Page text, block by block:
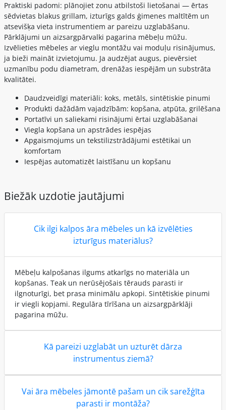
Praktiski padomi: plānojiet zonu atbilstoši lietošanai — ērtas
sēdvietas blakus grillam, izturīgs galds ģimenes maltītēm un
atsevišķa vieta instrumentiem ar pareizu uzglabāšanu.
Pārklājumi un aizsargpārvalki pagarina mēbeļu mūžu.
Izvēlieties mēbeles ar vieglu montāžu vai moduļu risinājumus,
ja bieži maināt izvietojumu. Ja audzējat augus, pievērsiet
uzmanību podu diametram, drenāžas iespējām un substrāta
kvalitātei.
Daudzveidīgi materiāli: koks, metāls, sintētiskie pinumi
Produkti dažādām vajadzībām: kopšana, atpūta, grilēšana
Portatīvi un saliekami risinājumi ērtai uzglabāšanai
Viegla kopšana un apstrādes iespējas
Apgaismojums un tekstilizstrādājumi estētikai un
komfortam
Iespējas automatizēt laistīšanu un kopšanu
Biežāk uzdotie jautājumi
Cik ilgi kalpos āra mēbeles un kā izvēlēties
izturīgus materiālus?
Mēbeļu kalpošanas ilgums atkarīgs no materiāla un
kopšanas. Teak un nerūsējošais tērauds parasti ir
ilgnoturīgi, bet prasa minimālu apkopi. Sintētiskie pinumi
ir viegli kopjami. Regulāra tīrīšana un aizsargpārklāji
pagarina mūžu.
Kā pareizi uzglabāt un uzturēt dārza
instrumentus ziemā?
Vai āra mēbeles jāmontē pašam un cik sarežģīta
parasti ir montāža?